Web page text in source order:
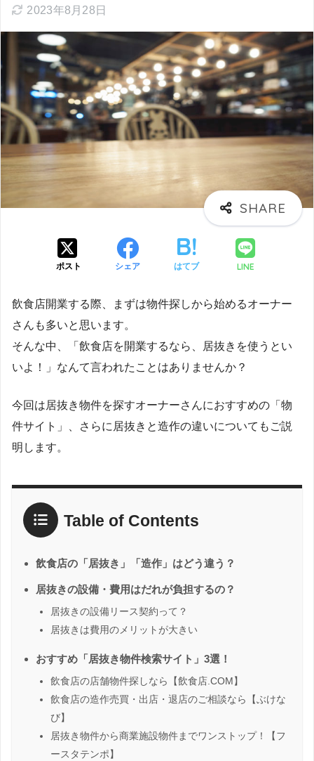
2023年8月28日
ポスト シェア はてブ LINE
飲食店開業する際、まずは物件探しから始めるオーナー
さんも多いと思います。
そんな中、「飲食店を開業するなら、居抜きを使うとい
いよ！」なんて言われたことはありませんか？
今回は居抜き物件を探すオーナーさんにおすすめの「物
件サイト」、さらに居抜きと造作の違いについてもご説
明します。
Table of Contents
飲食店の「居抜き」「造作」はどう違う？
居抜きの設備・費用はだれが負担するの？
居抜きの設備リース契約って？
居抜きは費用のメリットが大きい
おすすめ「居抜き物件検索サイト」3選！
飲食店の店舗物件探しなら【飲食店.COM】
飲食店の造作売買・出店・退店のご相談なら【ぶけな
び】
居抜き物件から商業施設物件までワンストップ！【フ
ースタテンポ】